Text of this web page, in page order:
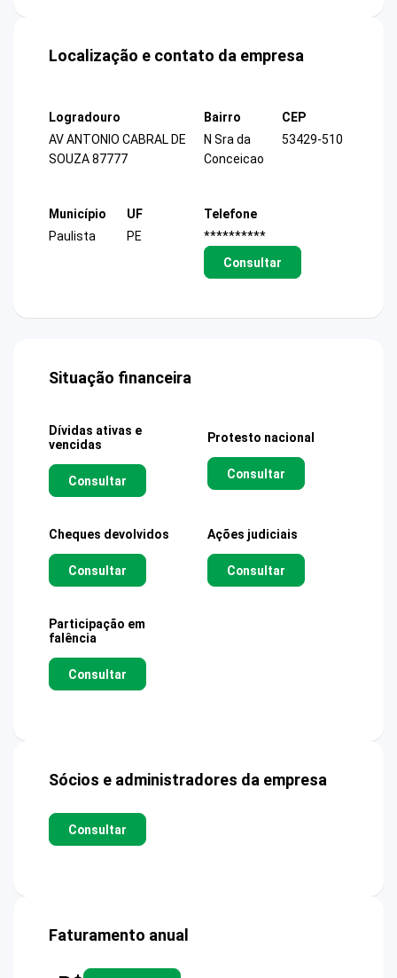
Localização e contato da empresa
Logradouro
AV ANTONIO CABRAL DE
SOUZA 87777
Bairro
N Sra da
Conceicao
CEP
53429-510
Município
Paulista
UF
PE
Telefone
**********
Consultar
Situação financeira
Dívidas ativas e
vencidas
Consultar
Protesto nacional
Consultar
Cheques devolvidos
Consultar
Ações judiciais
Consultar
Participação em
falência
Consultar
Sócios e administradores da empresa
Consultar
Faturamento anual